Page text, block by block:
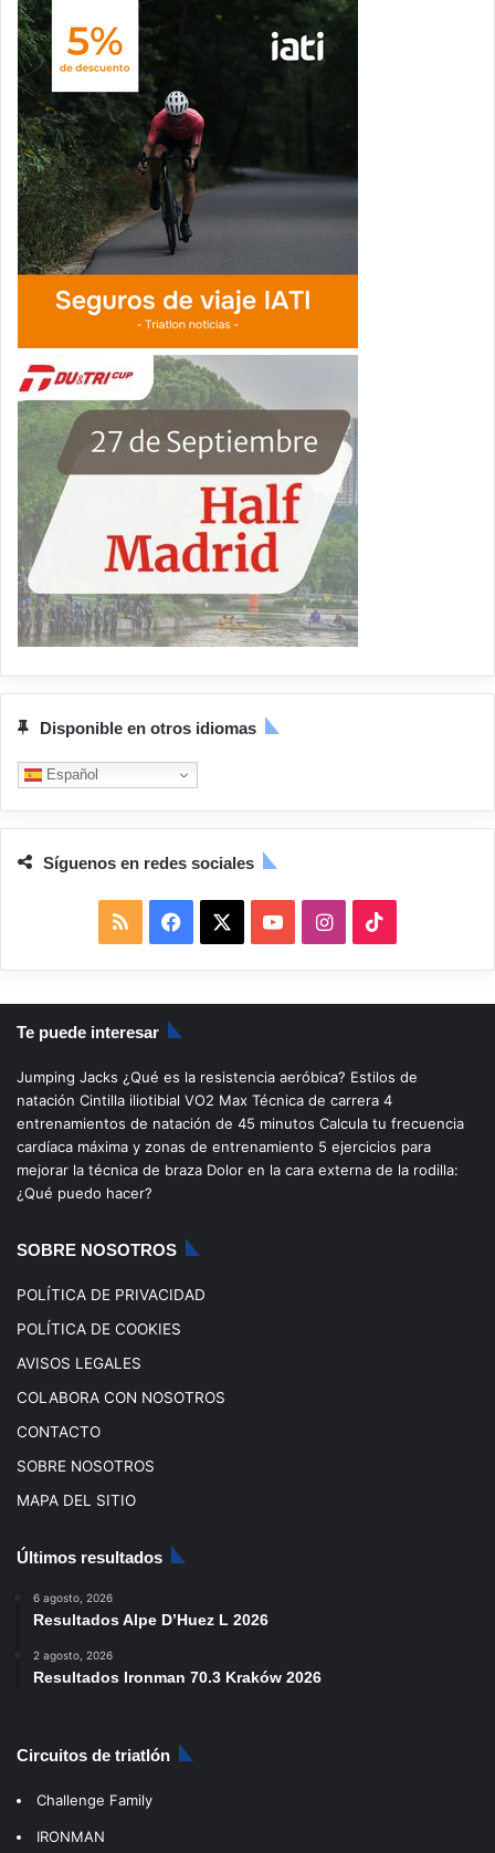
Disponible en otros idiomas
Español
Síguenos en redes sociales
S
S
a
c
b
o
o
u
u
b
I
n
s
a
g
i
k
o
k
Te puede interesar
Jumping Jacks ¿Qué es la resistencia aeróbica? Estilos de
natación Cintilla iliotibial VO2 Max Técnica de carrera 4
entrenamientos de natación de 45 minutos Calcula tu frecuencia
cardíaca máxima y zonas de entrenamiento 5 ejercicios para
mejorar la técnica de braza Dolor en la cara externa de la rodilla:
¿Qué puedo hacer?
SOBRE NOSOTROS
POLÍTICA DE PRIVACIDAD
POLÍTICA DE COOKIES
AVISOS LEGALES
COLABORA CON NOSOTROS
CONTACTO
SOBRE NOSOTROS
MAPA DEL SITIO
Últimos resultados
6 agosto, 2026
Resultados Alpe D’Huez L 2026
2 agosto, 2026
Resultados Ironman 70.3 Kraków 2026
Circuitos de triatlón
Challenge Family
IRONMAN